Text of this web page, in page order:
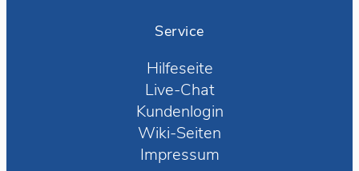
Service
Hilfeseite
Live-Chat
Kundenlogin
Wiki-Seiten
Impressum